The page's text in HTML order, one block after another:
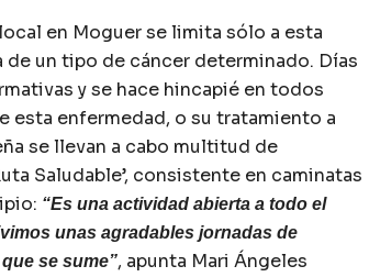
en Moguer se limita sólo a esta
de un tipo de cáncer determinado. Días
y se hace hincapié en todos
esta enfermedad, o su tratamiento a
se llevan a cabo multitud de
Saludable’, consistente en caminatas
“Es una actividad abierta a todo el
unas agradables jornadas de
se sume”, apunta Mari Ángeles